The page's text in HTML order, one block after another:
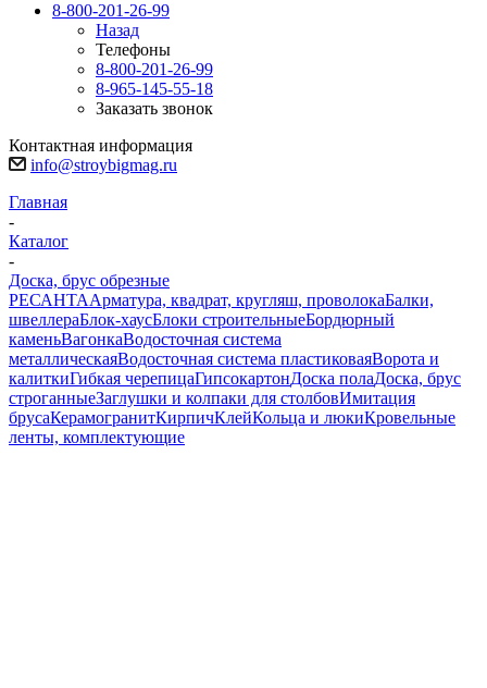
8-800-201-26-99
Назад
Телефоны
8-800-201-26-99
8-965-145-55-18
Заказать звонок
Контактная информация
info@stroybigmag.ru
Главная
-
Каталог
-
Доска, брус обрезные
РЕСАНТААрматура, квадрат, кругляш, проволокаБалки,
швеллераБлок-хаусБлоки строительныеБордюрный
каменьВагонкаВодосточная система
металлическаяВодосточная система пластиковаяВорота и
калиткиГибкая черепицаГипсокартонДоска полаДоска, брус
строганныеЗаглушки и колпаки для столбовИмитация
брусаКерамогранитКирпичКлейКольца и люкиКровельные
ленты, комплектующие